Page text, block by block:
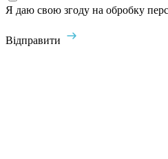
Я даю свою згоду на обробку
Відправити